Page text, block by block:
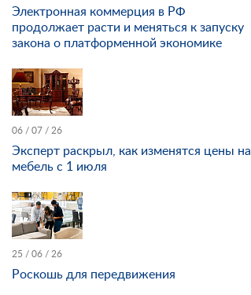
Электронная коммерция в РФ
продолжает расти и меняться к запуску
закона о платформенной экономике
06 / 07 / 26
Эксперт раскрыл, как изменятся цены на
мебель с 1 июля
25 / 06 / 26
Роскошь для передвижения